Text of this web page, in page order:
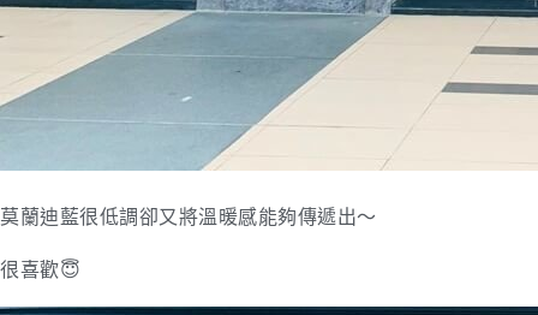
莫蘭迪藍很低調卻又將溫暖感能夠傳遞出～
很喜歡😇